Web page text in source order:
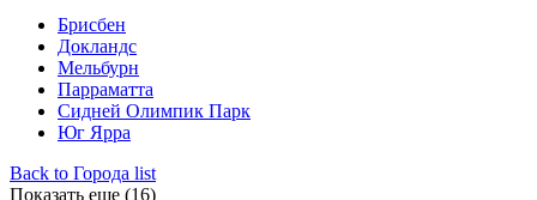
Брисбен
Докландс
Мельбурн
Парраматта
Сидней Олимпик Парк
Юг Ярра
Back to Города list
Показать еще (16)